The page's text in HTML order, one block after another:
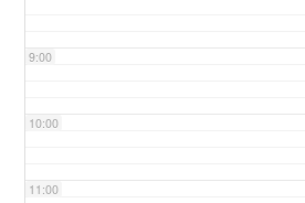
9:00
10:00
11:00